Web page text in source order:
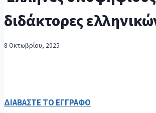
διδάκτορες
8 Οκτωβρίου, 2025
ΔΙΑΒΑΣΤΕ ΤΟ ΕΓΓΡΑΦΟ